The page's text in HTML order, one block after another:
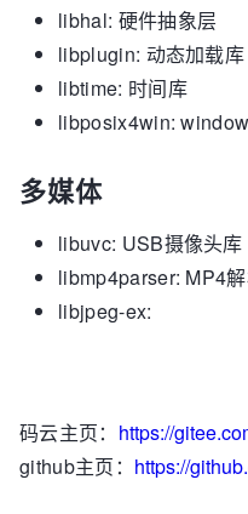
libhal: 硬件抽象层
libplugin: 动态加载库
libtime: 时间库
libposix4win:
多媒体
libuvc: USB摄像头库
libmp4parser: MP4
libjpeg-ex:
码云主页： https://
github主页： https://